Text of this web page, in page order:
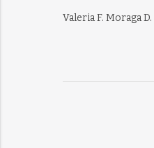
Valeria F. Moraga D.